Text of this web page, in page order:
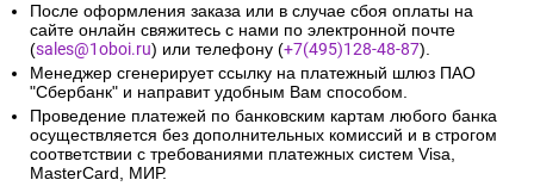
После оформления заказа или в случае сбоя оплаты на
сайте онлайн свяжитесь с нами по электронной почте
(sales@1oboi.ru) или телефону (+7(495)128-48-87).
Менеджер сгенерирует ссылку на платежный шлюз ПАО
"Сбербанк" и направит удобным Вам способом.
Проведение платежей по банковским картам любого банка
осуществляется без дополнительных комиссий и в строгом
соответствии с требованиями платежных систем Visa,
MasterCard, МИР.